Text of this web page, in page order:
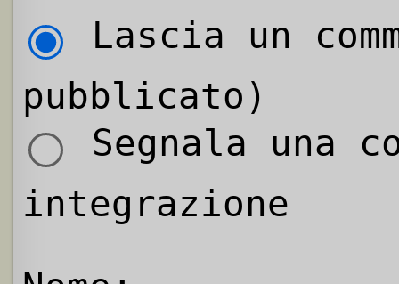
Lascia un
pubblicato)
Segnala una
integrazione